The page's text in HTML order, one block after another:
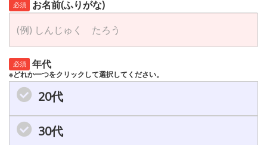
必須 お名前(ふりがな)
必須 年代
※どれか一つをクリックして選択してください。
20代
30代